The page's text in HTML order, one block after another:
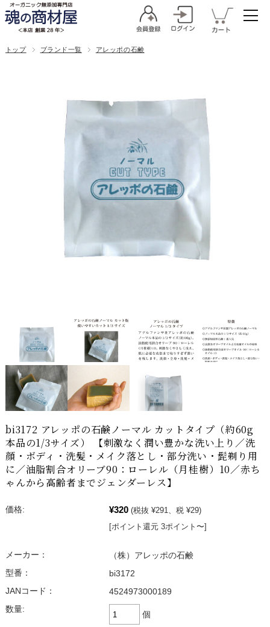
トップ ブランド一覧 アレッポの石鹸
bi3172 アレッポの石鹸ノーマル カットタイプ（約60g
本品の1/3サイズ） 【刺激なく潤い豊かな洗い上り／洗
顔・ボディ・洗髪・メイク落とし・部分洗い・髭剃り用
に／油脂割合オリーブ90：ローレル（月桂樹）10／赤ち
ゃんから高齢者までジェンダーレス】
価格: ¥320 (税抜 ¥291、税 ¥29)
[ポイント還元 3ポイント〜]
メーカー：
（株）アレッポの石鹸
型番：
bi3172
JANコード：
4524973000189
数量:
個